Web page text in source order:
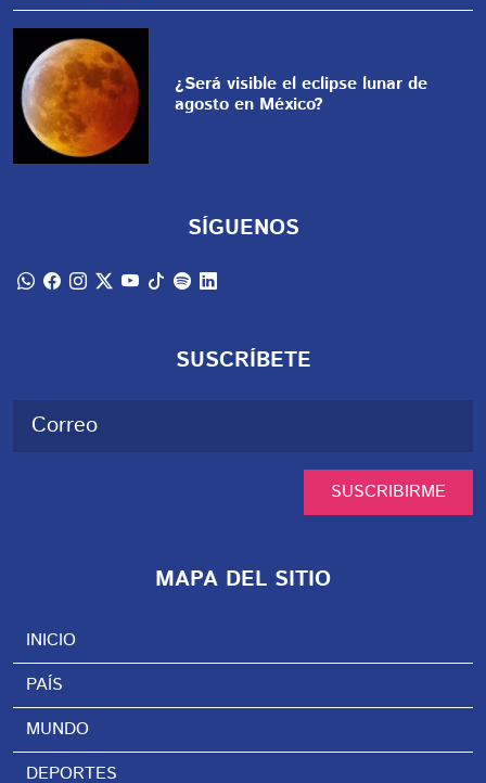
¿Será visible el eclipse lunar de
agosto en México?
SÍGUENOS
SUSCRÍBETE
SUSCRIBIRME
MAPA DEL SITIO
INICIO
PAÍS
MUNDO
DEPORTES